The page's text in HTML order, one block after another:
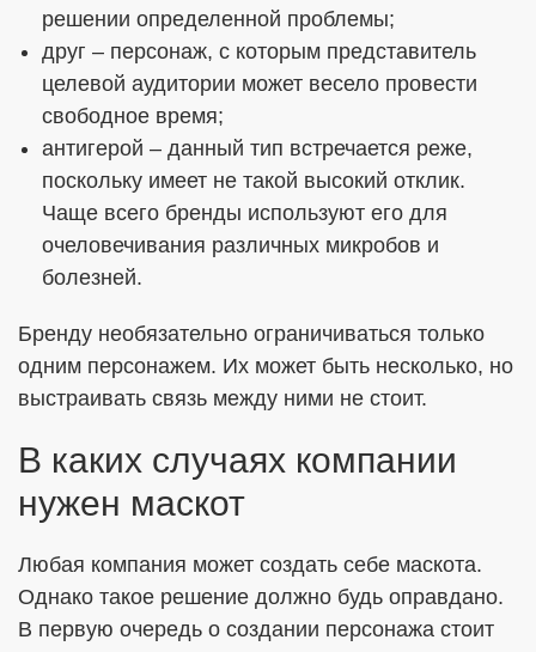
решении определенной проблемы;
друг – персонаж, с которым представитель
целевой аудитории может весело провести
свободное время;
антигерой – данный тип встречается реже,
поскольку имеет не такой высокий отклик.
Чаще всего бренды используют его для
очеловечивания различных микробов и
болезней.
Бренду необязательно ограничиваться только
одним персонажем. Их может быть несколько, но
выстраивать связь между ними не стоит.
В каких случаях компании
нужен маскот
Любая компания может создать себе маскота.
Однако такое решение должно будь оправдано.
В первую очередь о создании персонажа стоит